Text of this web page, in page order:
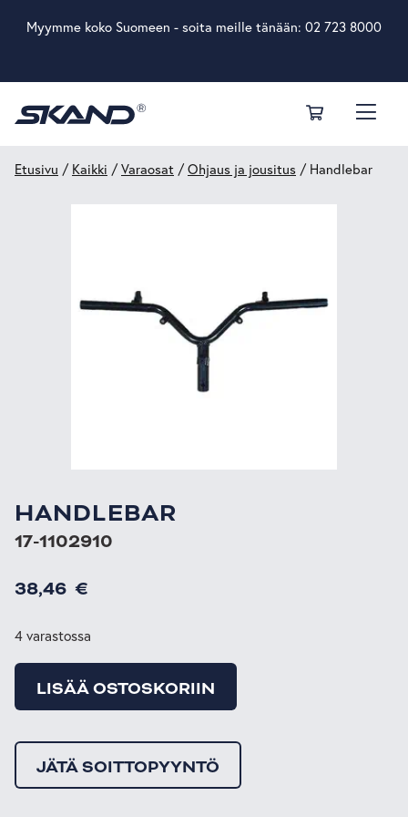
Myymme koko Suomeen - soita meille tänään: 02 723 8000
Etusivu / Kaikki /Varaosat /Ohjaus ja jousitus / Handlebar
HANDLEBAR
17-1102910
38,46 €
4 varastossa
LISÄÄ OSTOSKORIIN
JÄTÄ SOITTOPYYNTÖ